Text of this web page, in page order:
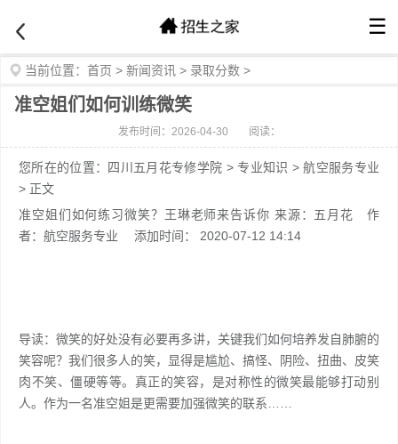
☰
当前位置： 首页 > 新闻资讯 > 录取分数 >
准空姐们如何训练微笑
发布时间：2026-04-30 阅读：
您所在的位置：四川五月花专修学院 > 专业知识 > 航空服务专业
> 正文
准空姐们如何练习微笑？王琳老师来告诉你 来源：五月花 作
者：航空服务专业 添加时间： 2020-07-12 14:14
导读：微笑的好处没有必要再多讲，关键我们如何培养发自肺腑的
笑容呢？我们很多人的笑，显得是尴尬、搞怪、阴险、扭曲、皮笑
肉不笑、僵硬等等。真正的笑容，是对称性的微笑最能够打动别
人。作为一名准空姐是更需要加强微笑的联系……